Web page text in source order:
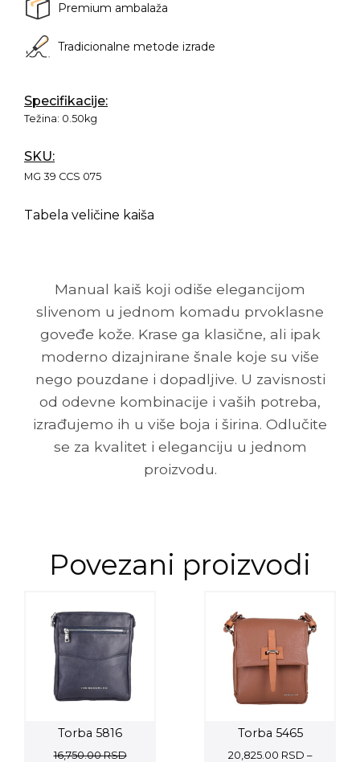
Premium ambalaža
Tradicionalne metode izrade
Specifikacije:
Težina: 0.50kg
SKU:
MG 39 CCS 075
Tabela veličine kaiša
Manual kaiš koji odiše elegancijom
slivenom u jednom komadu prvoklasne
goveđe kože. Krase ga klasične, ali ipak
moderno dizajnirane šnale koje su više
nego pouzdane i dopadljive. U zavisnosti
od odevne kombinacije i vaših potreba,
izrađujemo ih u više boja i širina. Odlučite
se za kvalitet i eleganciju u jednom
proizvodu.
Povezani proizvodi
Torba 5816
16,750.00RSD
Torba 5465
20,825.00 RSD –